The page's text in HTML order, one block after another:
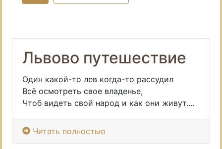
Львово путешествие
Один какой-то лев когда-то рассудил
Всё осмотреть свое владенье,
Чтоб видеть свой народ и как они живут....
Читать полностью